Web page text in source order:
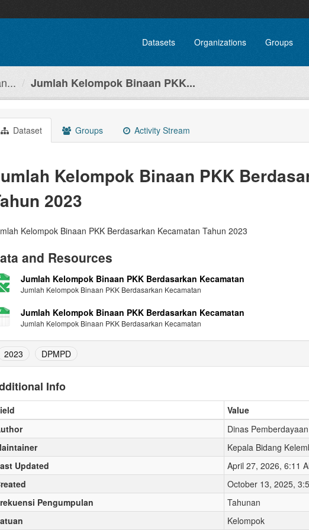
Datasets Organizations Groups
Jumlah Kelompok Binaan PKK...
Dataset Groups Activity Stream
Kelompok Binaan PKK
2023
Kelompok Binaan PKK Berdasarkan Kecamatan Tahun 2023
and Resources
Jumlah Kelompok Binaan PKK Berdasarkan Kecamatan
Jumlah Kelompok Binaan PKK Berdasarkan Kecamatan
Jumlah Kelompok Binaan PKK Berdasarkan Kecamatan
Jumlah Kelompok Binaan PKK Berdasarkan Kecamatan
2023 DPMPD
Info
Value
Dinas
Kepala Bidang
Updated
April 27, 2026, 6:11
October 13, 2025,
Pengumpulan
Tahunan
Kelompok